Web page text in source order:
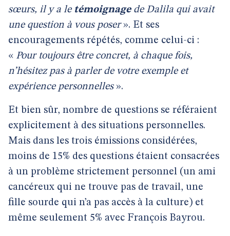
sœurs, il y a le témoignage de Dalila qui avait
une question à vous poser». Et ses
encouragements répétés, comme celui-ci :
« Pour toujours être concret, à chaque fois,
n’hésitez pas à parler de votre exemple et
expérience personnelles».
Et bien sûr, nombre de questions se référaient
explicitement à des situations personnelles.
Mais dans les trois émissions considérées,
moins de 15% des questions étaient consacrées
à un problème strictement personnel (un ami
cancéreux qui ne trouve pas de travail, une
fille sourde qui n’a pas accès à la culture) et
même seulement 5% avec François Bayrou.